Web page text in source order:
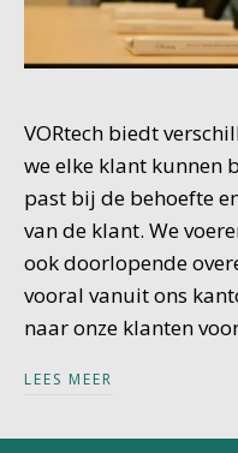
VORtech biedt
we elke klant kunnen
past bij de behoefte
van de klant. We
ook doorlopende
vooral vanuit ons
naar onze klanten
LEES MEER